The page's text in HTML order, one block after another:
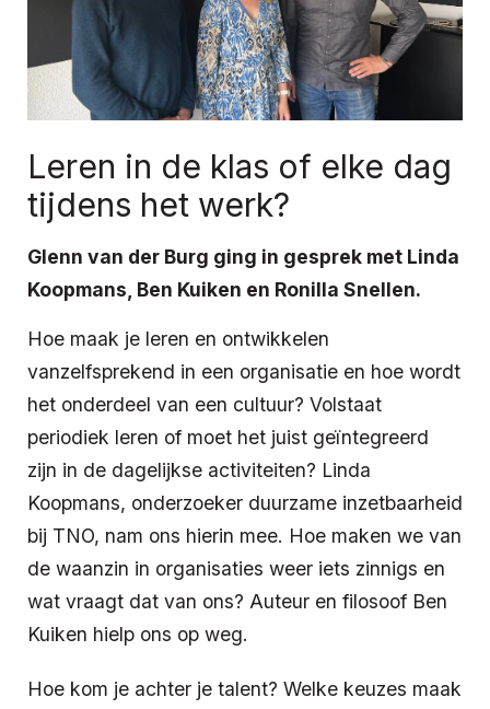
Leren in de klas of elke dag
tijdens het werk?
Glenn van der Burg ging in gesprek met Linda
Koopmans, Ben Kuiken en Ronilla Snellen.
Hoe maak je leren en ontwikkelen
vanzelfsprekend in een organisatie en hoe wordt
het onderdeel van een cultuur? Volstaat
periodiek leren of moet het juist geïntegreerd
zijn in de dagelijkse activiteiten? Linda
Koopmans, onderzoeker duurzame inzetbaarheid
bij TNO, nam ons hierin mee. Hoe maken we van
de waanzin in organisaties weer iets zinnigs en
wat vraagt dat van ons? Auteur en filosoof Ben
Kuiken hielp ons op weg.
Hoe kom je achter je talent? Welke keuzes maak